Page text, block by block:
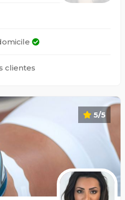
clientes
5/5